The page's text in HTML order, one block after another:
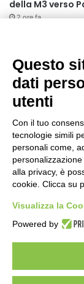
della M3 verso
2 ore fa
75 anni di
futuro della
fondamentale
2 ore fa
Milano Aiuta
assistenza
4 ore fa
Il potenziale
curiosità guida
11 ore fa
Milano tra
battito sottile di
evoluzione
Questo
dati
utenti
Con il tuo
tecnologie simili
personali come,
alla privacy, è
cookie. Clicca su
Visualizza la
Powered by